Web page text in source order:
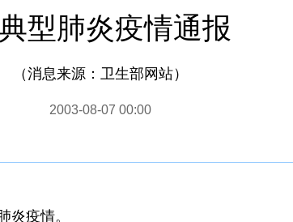
型肺炎疫情通报
（消息来源：卫生部网站）
2003-08-07 00:00
疫情。